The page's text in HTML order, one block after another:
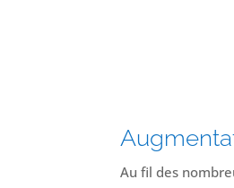
Au fil des